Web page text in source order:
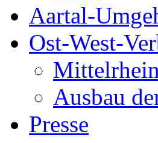
Aartal-
Ost-West-
Ausbau
Presse